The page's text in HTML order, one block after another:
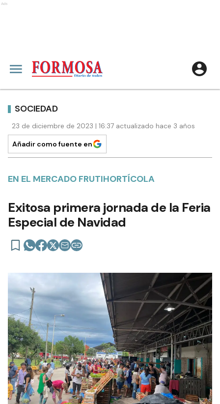
Ads
SOCIEDAD
23 de diciembre de 2023 | 16:37 actualizado hace 3 años
Añadir como fuente en
EN EL MERCADO FRUTIHORTÍCOLA
Exitosa primera jornada de la Feria
Especial de Navidad